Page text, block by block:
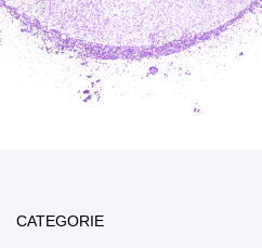
CATEGORIE